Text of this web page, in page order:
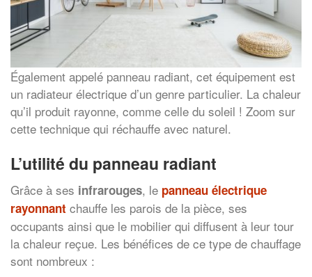
Également appelé panneau radiant, cet équipement est
un radiateur électrique d’un genre particulier. La chaleur
qu’il produit rayonne, comme celle du soleil ! Zoom sur
cette technique qui réchauffe avec naturel.
L’utilité du panneau radiant
Grâce à ses infrarouges, le panneau électrique
rayonnant chauffe les parois de la pièce, ses
occupants ainsi que le mobilier qui diffusent à leur tour
la chaleur reçue. Les bénéfices de ce type de chauffage
sont nombreux :